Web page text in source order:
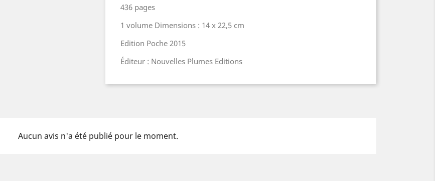
436 pages
1 volume Dimensions : 14 x 22,5 cm
Edition Poche 2015
Éditeur : Nouvelles Plumes Editions
Aucun avis n'a été publié pour le moment.